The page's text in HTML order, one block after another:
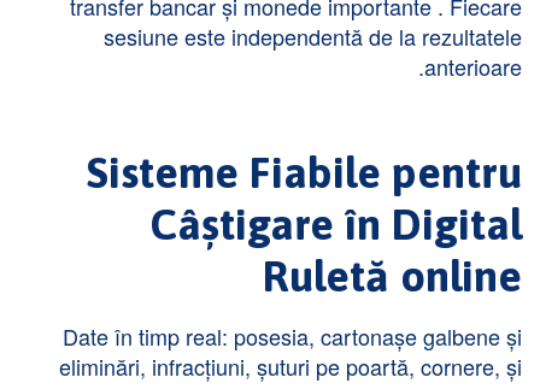
sesiune este independentă de la rezultatele
anterioare.
Sisteme Fiabile pentru
Câștigare în Digital
Ruletă online
Date în timp real: posesia, cartonașe galbene și
eliminări, infracțiuni, șuturi pe poartă, cornere, și